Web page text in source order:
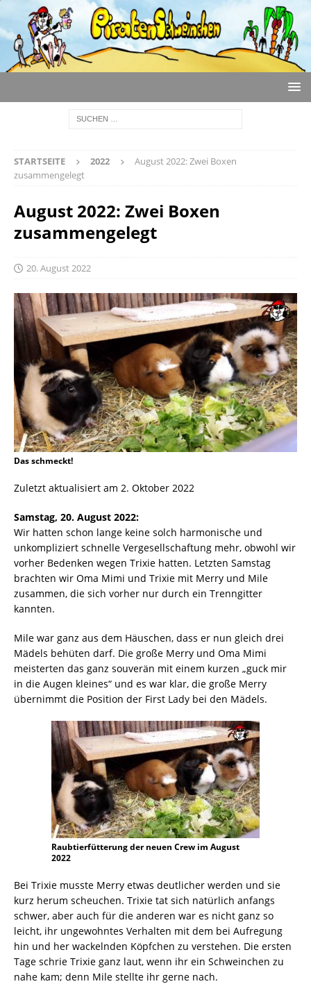
STARTSEITE 2022
August 2022: Zwei Boxen
zusammengelegt
August 2022: Zwei Boxen
zusammengelegt
20. August 2022
Das schmeckt!
Zuletzt aktualisiert am 2. Oktober 2022
Samstag, 20. August 2022:
Wir hatten schon lange keine solch harmonische und
unkompliziert schnelle Vergesellschaftung mehr, obwohl wir
vorher Bedenken wegen Trixie hatten. Letzten Samstag
brachten wir Oma Mimi und Trixie mit Merry und Mile
zusammen, die sich vorher nur durch ein Trenngitter
kannten.
Mile war ganz aus dem Häuschen, dass er nun gleich drei
Mädels behüten darf. Die große Merry und Oma Mimi
meisterten das ganz souverän mit einem kurzen „guck mir
in die Augen kleines“ und es war klar, die große Merry
übernimmt die Position der First Lady bei den Mädels.
Raubtierfütterung der neuen Crew im August
2022
Bei Trixie musste Merry etwas deutlicher werden und sie
kurz herum scheuchen. Trixie tat sich natürlich anfangs
schwer, aber auch für die anderen war es nicht ganz so
leicht, ihr ungewohntes Verhalten mit dem bei Aufregung
hin und her wackelnden Köpfchen zu verstehen. Die ersten
Tage schrie Trixie ganz laut, wenn ihr ein Schweinchen zu
nahe kam; denn Mile stellte ihr gerne nach.